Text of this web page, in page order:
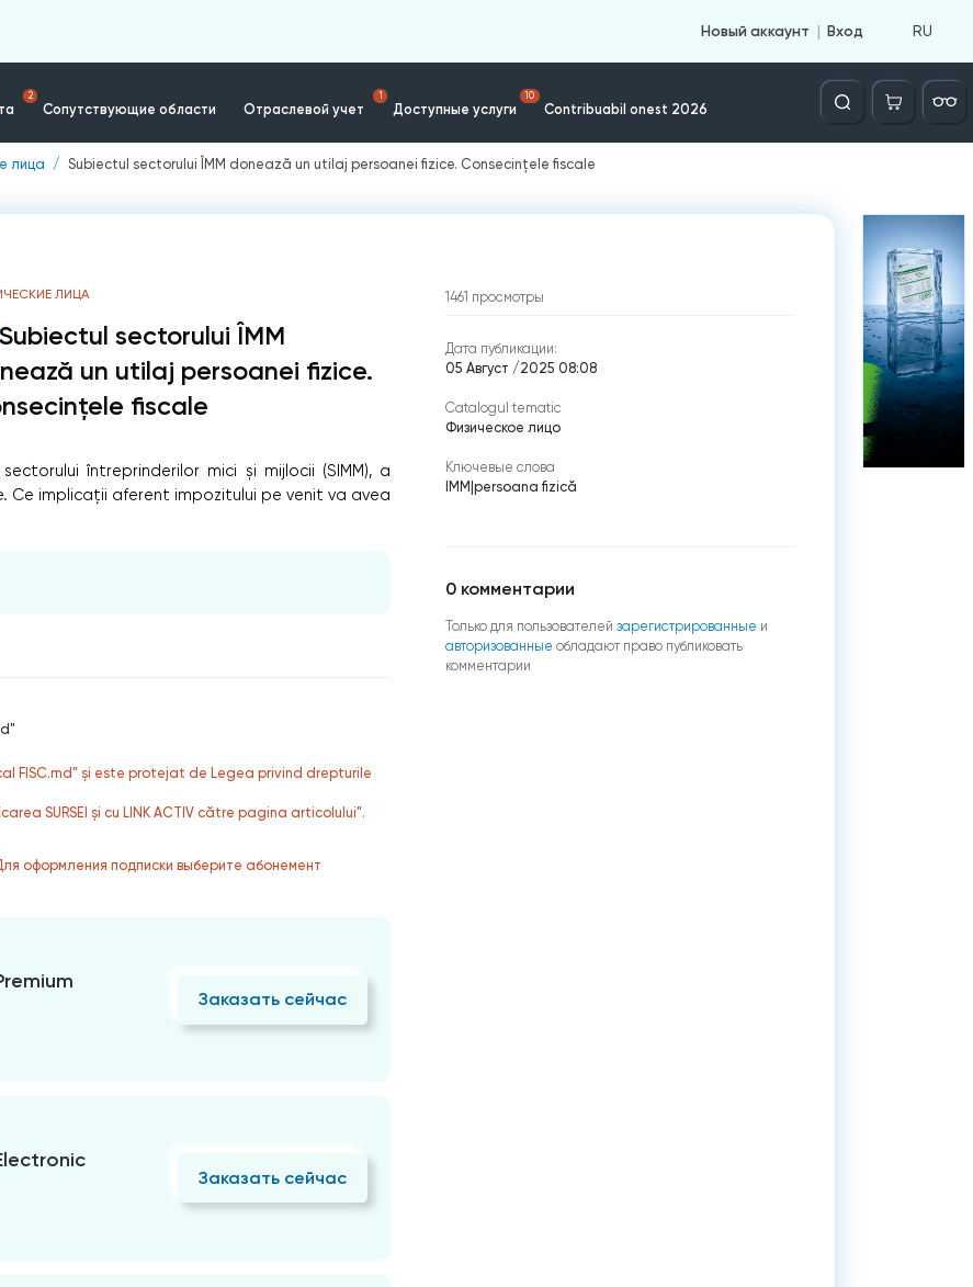
Новый аккаунт Вход RU
2
Сопутствующие области Отраслевой учет
1
Доступные услуги
10
Contribuabil onest 2026
Căutare
лица Subiectul sectorului ÎMM donează un utilaj persoanei fizice. Consecințele fiscale
ЛИЦА
Subiectul sectorului ÎMM
un utilaj persoanei fizice.
fiscale
întreprinderilor mici și mijlocii (SIMM), a
implicații aferent impozitului pe venit va avea
FISC.md” și este protejat de Legea privind drepturile
SURSEI și cu LINK ACTIV către pagina articolului”.
оформления подписки выберите абонемент
Заказать сейчас
Заказать сейчас
1461 просмотры
Дата публикации:
05 Август /2025 08:08
Catalogul tematic
Физическое лицо
Ключевые слова
IMM persoana fizică
0 комментарии
Только для пользователей зарегистрированные и
авторизованные обладают право публиковать
комментарии